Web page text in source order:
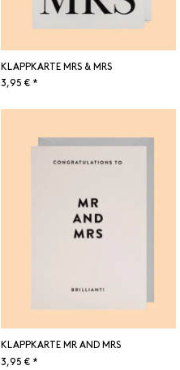
KLAPPKARTE MRS & MRS
3,95 € *
KLAPPKARTE MR AND MRS
3,95 € *